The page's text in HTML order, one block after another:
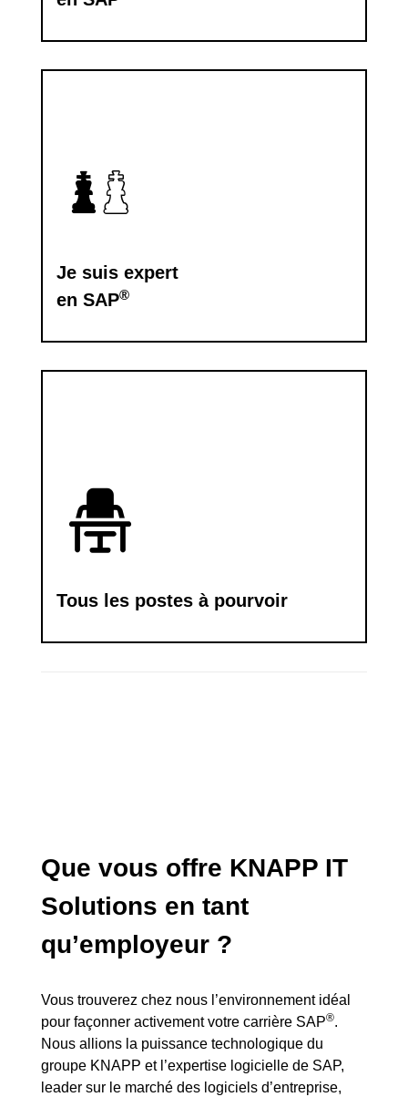
Je suis expert
en SAP®
Tous les postes à pourvoir
Que vous offre KNAPP IT
Solutions en tant
qu’employeur ?
Vous trouverez chez nous l’environnement idéal
pour façonner activement votre carrière SAP®.
Nous allions la puissance technologique du
groupe KNAPP et l’expertise logicielle de SAP,
leader sur le marché des logiciels d’entreprise,